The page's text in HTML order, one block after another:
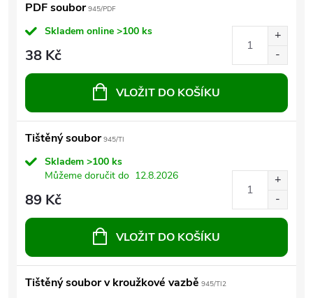
PDF soubor945/PDF
Skladem online >100 ks
38 Kč
VLOŽIT DO KOŠÍKU
Tištěný soubor945/TI
Skladem >100 ks
Můžeme doručit do 12.8.2026
89 Kč
VLOŽIT DO KOŠÍKU
Tištěný soubor v kroužkové vazbě 945/TI2